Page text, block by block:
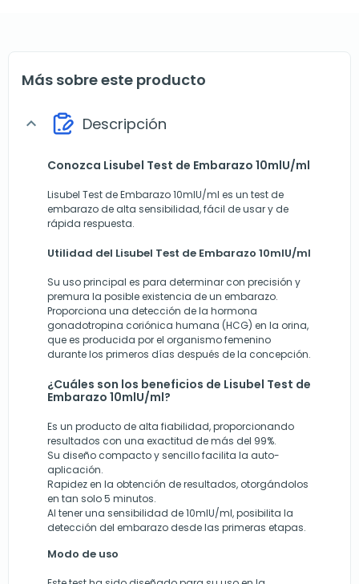
Más sobre este producto
expand_more Descripción
Conozca Lisubel Test de Embarazo 10mlU/ml
Lisubel Test de Embarazo 10mlU/ml es un test de
embarazo de alta sensibilidad, fácil de usar y de
rápida respuesta.
Utilidad del Lisubel Test de Embarazo 10mlU/ml
Su uso principal es para determinar con precisión y
premura la posible existencia de un embarazo.
Proporciona una detección de la hormona
gonadotropina coriónica humana (HCG) en la orina,
que es producida por el organismo femenino
durante los primeros días después de la concepción.
¿Cuáles son los beneficios de Lisubel Test de
Embarazo 10mlU/ml?
Es un producto de alta fiabilidad, proporcionando
resultados con una exactitud de más del 99%.
Su diseño compacto y sencillo facilita la auto-
aplicación.
Rapidez en la obtención de resultados, otorgándolos
en tan solo 5 minutos.
Al tener una sensibilidad de 10mlU/ml, posibilita la
detección del embarazo desde las primeras etapas.
Modo de uso